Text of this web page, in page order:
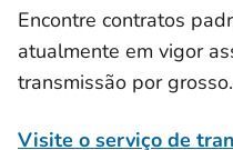
Encontre contratos
atualmente em vigor
transmissão por grosso.
Visite o serviço de